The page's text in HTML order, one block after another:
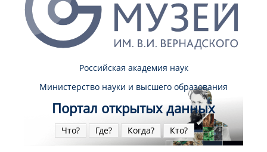
Российская академия наук
Министерство науки и высшего образования
Портал открытых данных
Что? Где? Когда? Кто?